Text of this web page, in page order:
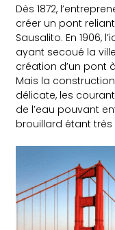
Dès 1872,
créer un pont reliant
Sausalito. En 1906,
ayant secoué la
création d’un pont
Mais la
délicate, les
de l’eau pouvant
brouillard étant très